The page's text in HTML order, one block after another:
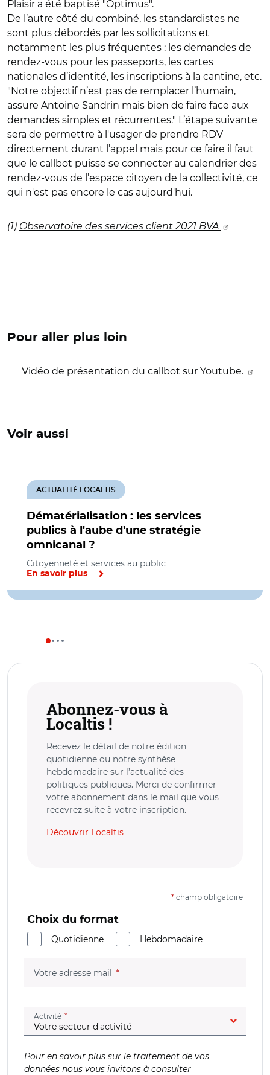
Plaisir a été baptisé "Optimus".
De l’autre côté du combiné, les standardistes ne
sont plus débordés par les sollicitations et
notamment les plus fréquentes : les demandes de
rendez-vous pour les passeports, les cartes
nationales d’identité, les inscriptions à la cantine, etc.
"Notre objectif n’est pas de remplacer l’humain,
assure Antoine Sandrin mais bien de faire face aux
demandes simples et récurrentes." L’étape suivante
sera de permettre à l'usager de prendre RDV
directement durant l’appel mais pour ce faire il faut
que le callbot puisse se connecter au calendrier des
rendez-vous de l’espace citoyen de la collectivité, ce
qui n'est pas encore le cas aujourd'hui.
(1) Observatoire des services client 2021 BVA
Pour aller plus loin
Vidéo de présentation du callbot sur Youtube.
Voir aussi
Dématérialisation : les services
publics à l'aube d'une stratégie
omnicanal ?
ACTUALITÉ LOCALTIS
Citoyenneté et services au public
En savoir plus
Abonnez-vous à
Localtis !
Recevez le détail de notre édition
quotidienne ou notre synthèse
hebdomadaire sur l’actualité des
politiques publiques. Merci de confirmer
votre abonnement dans le mail que vous
recevrez suite à votre inscription.
Découvrir Localtis
* champ obligatoire
Choix du format
Quotidienne
Hebdomadaire
Votre adresse mail (champ obligatoire)
Activité (champ obligatoire)
Pour en savoir plus sur le traitement de vos
données nous vous invitons à consulter